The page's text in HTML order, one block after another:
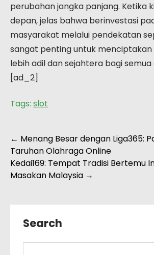
perubahan jangka panjang. Ketika
depan, jelas bahwa berinvestasi
masyarakat melalui pendekatan
sangat penting untuk menciptakan
lebih adil dan sejahtera bagi semua
[ad_2]
Tags: slot
Post
navigation
← Menang Besar dengan Liga365:
Taruhan Olahraga Online
Kedai169: Tempat Tradisi Bertemu
Masakan Malaysia →
Search